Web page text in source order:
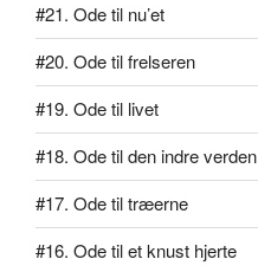
#21. Ode til nu’et
#20. Ode til frelseren
#19. Ode til livet
#18. Ode til den indre verden
#17. Ode til træerne
#16. Ode til et knust hjerte